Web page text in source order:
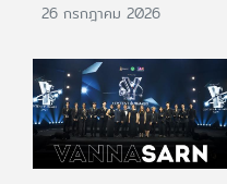
26 กรกฎาคม 2026